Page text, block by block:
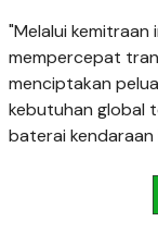
"Melalui
mempercepat
menciptakan
kebutuhan global
baterai kendaraan